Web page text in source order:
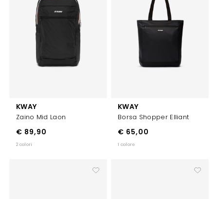
KWAY
Zaino Mid Laon
€ 89,90
2 colori
KWAY
Borsa Shopper Elliant
€ 65,00
1 colore